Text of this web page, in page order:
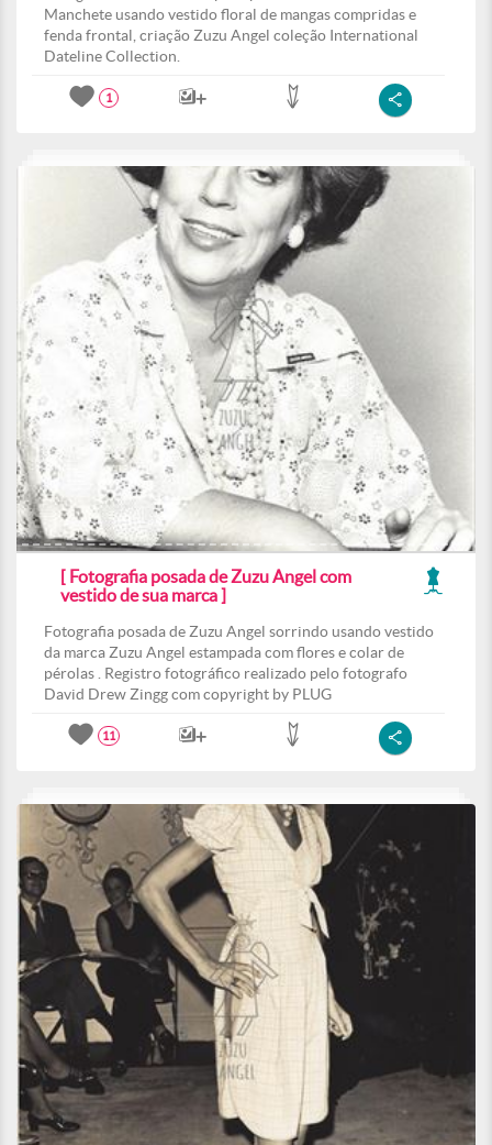
Manchete usando vestido floral de mangas compridas e
fenda frontal, criação Zuzu Angel coleção International
Dateline Collection.
1
[ Fotografia posada de Zuzu Angel com
vestido de sua marca ]
Fotografia posada de Zuzu Angel sorrindo usando vestido
da marca Zuzu Angel estampada com flores e colar de
pérolas . Registro fotográfico realizado pelo fotografo
David Drew Zingg com copyright by PLUG
11